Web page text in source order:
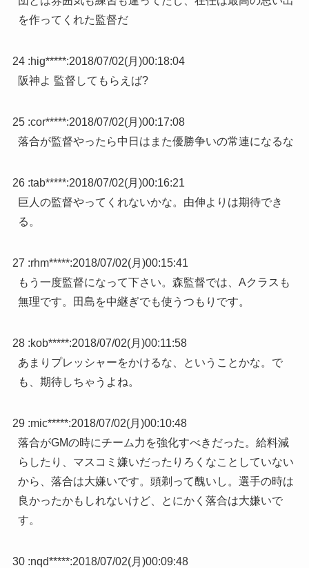
を作ってくれた監督だ
24 :hig*****:2018/07/02(月)00:18:04
阪神よ 監督してもらえば?
25 :cor*****:2018/07/02(月)00:17:08
落合が監督やったら中日はまた優勝争いの常連になるな
26 :tab*****:2018/07/02(月)00:16:21
巨人の監督やってくれないかな。由伸よりは期待でき
る。
27 :rhm*****:2018/07/02(月)00:15:41
もう一度監督になって下さい。森監督では、Aクラスも
無理です。田島を中継ぎでも使うつもりです。
28 :kob*****:2018/07/02(月)00:11:58
あまりプレッシャーをかけるな、ということかな。で
も、期待しちゃうよね。
29 :mic*****:2018/07/02(月)00:10:48
落合がGMの時にチーム力を強化すべきだった。給料減
らしたり、マスコミ嫌いだったりろくなことしていない
から、落合は大嫌いです。頭剃って醜いし。選手の時は
良かったかもしれないけど、とにかく落合は大嫌いで
す。
30 :nqd*****:2018/07/02(月)00:09:48